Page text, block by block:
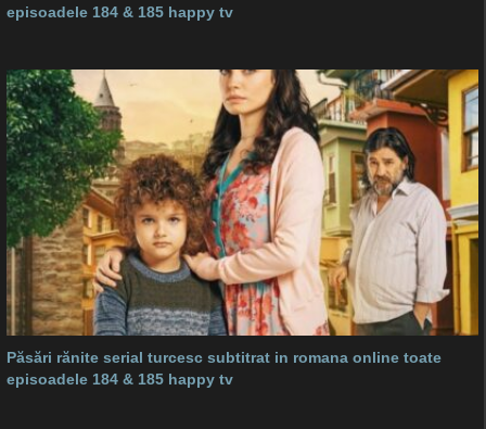
episoadele 184 & 185 happy tv
Păsări rănite serial turcesc subtitrat in romana online toate
episoadele 184 & 185 happy tv